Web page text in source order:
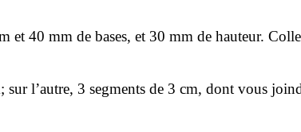
et40 mm de bases, et 30 mm de hauteur.
; sur l’autre, 3 segments de 3 cm, dont vous